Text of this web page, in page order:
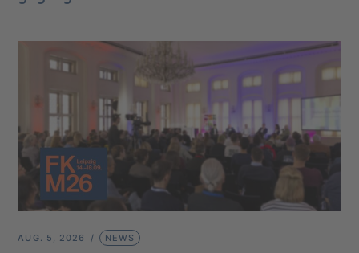
AUG. 5, 2026 NEWS